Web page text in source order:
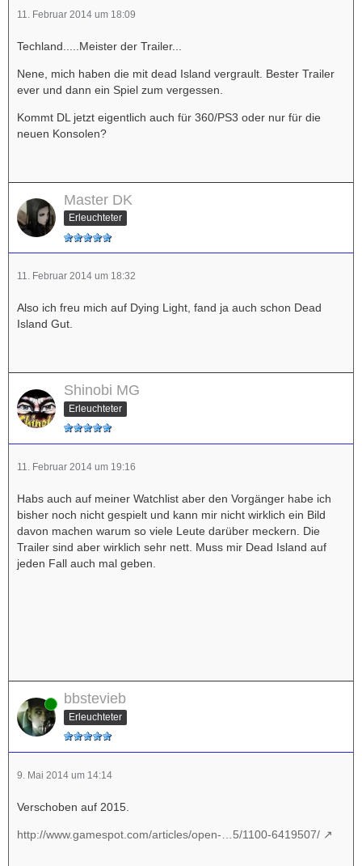
11. Februar 2014 um 18:09
Techland.....Meister der Trailer...
Nene, mich haben die mit dead Island vergrault. Bester Trailer
ever und dann ein Spiel zum vergessen.
Kommt DL jetzt eigentlich auch für 360/PS3 oder nur für die
neuen Konsolen?
Master DK
Erleuchteter
11. Februar 2014 um 18:32
Also ich freu mich auf Dying Light, fand ja auch schon Dead
Island Gut.
Shinobi MG
Erleuchteter
11. Februar 2014 um 19:16
Habs auch auf meiner Watchlist aber den Vorgänger habe ich
bisher noch nicht gespielt und kann mir nicht wirklich ein Bild
davon machen warum so viele Leute darüber meckern. Die
Trailer sind aber wirklich sehr nett. Muss mir Dead Island auf
jeden Fall auch mal geben.
Online bbstevieb
Erleuchteter
9. Mai 2014 um 14:14
Verschoben auf 2015.
http://www.gamespot.com/articles/open-…5/1100-6419507/